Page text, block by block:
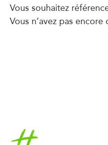
Vous souhaitez
Vous n’avez pas
Accueil